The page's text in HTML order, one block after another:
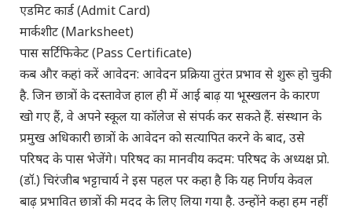
एडमिट कार्ड (Admit Card)
मार्कशीट (Marksheet)
पास सर्टिफिकेट (Pass Certificate)
कब और कहां करें आवेदन: आवेदन प्रक्रिया तुरंत प्रभाव से शुरू हो चुकी
है. जिन छात्रों के दस्तावेज हाल ही में आई बाढ़ या भूस्खलन के कारण
खो गए हैं, वे अपने स्कूल या कॉलेज से संपर्क कर सकते हैं. संस्थान के
प्रमुख अधिकारी छात्रों के आवेदन को सत्यापित करने के बाद, उसे
परिषद के पास भेजेंगे। परिषद का मानवीय कदम: परिषद के अध्यक्ष प्रो.
(डॉ.) चिरंजीब भट्टाचार्य ने इस पहल पर कहा है कि यह निर्णय केवल
बाढ़ प्रभावित छात्रों की मदद के लिए लिया गया है. उन्होंने कहा हम नहीं